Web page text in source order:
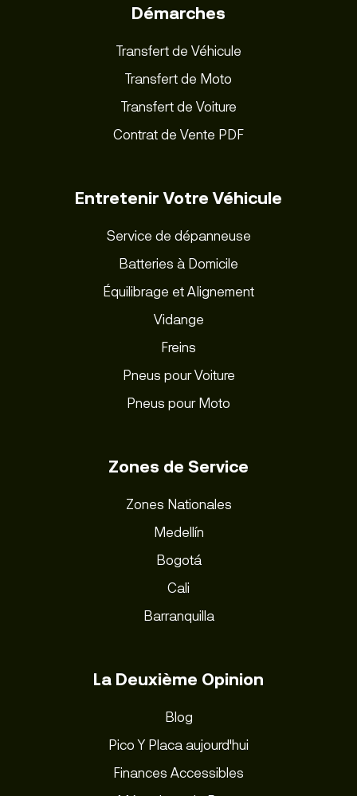
Démarches
Transfert de Véhicule
Transfert de Moto
Transfert de Voiture
Contrat de Vente PDF
Entretenir Votre Véhicule
Service de dépanneuse
Batteries à Domicile
Équilibrage et Alignement
Vidange
Freins
Pneus pour Voiture
Pneus pour Moto
Zones de Service
Zones Nationales
Medellín
Bogotá
Cali
Barranquilla
La Deuxième Opinion
Blog
Pico Y Placa aujourd'hui
Finances Accessibles